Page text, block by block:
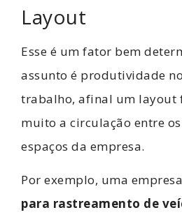
Layout
Esse é um fator bem
assunto é produtividade
trabalho, afinal um layout
muito a circulação entre
espaços da empresa.
Por exemplo, uma
para rastreamento de